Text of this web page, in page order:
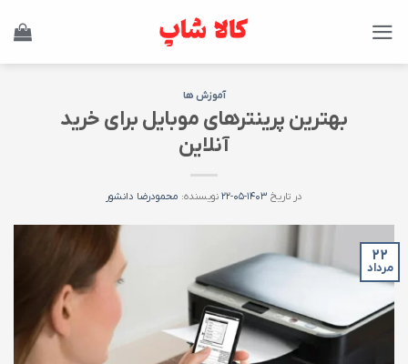
آموزش ها
بهترین پرینترهای موبایل برای خرید
آنلاین
در تاریخ ۱۴۰۳-۰۵-۲۲ نویسنده: محمودرضا دانشور
۲۲
مرداد